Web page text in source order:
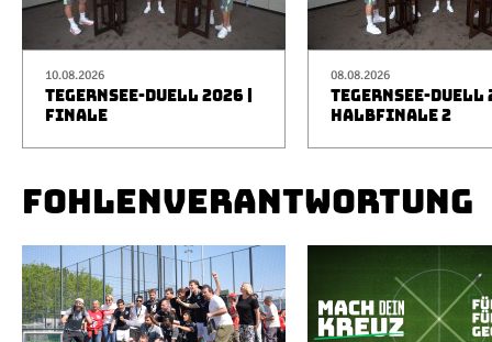
10.08.2026
TEGERNSEE-DUELL 2026 |
FINALE
08.08.2026
TEGERNSEE-DUELL
HALBFINALE 2
FOHLENVERANTWORTUNG